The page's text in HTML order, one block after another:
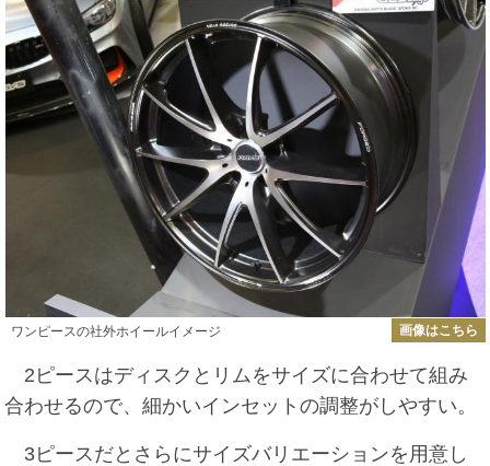
ワンピースの社外ホイールイメージ 画像はこちら
2ピースはディスクとリムをサイズに合わせて組み
合わせるので、細かいインセットの調整がしやすい。
3ピースだとさらにサイズバリエーションを用意し